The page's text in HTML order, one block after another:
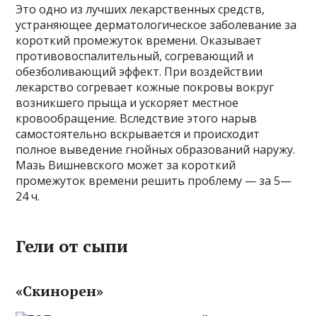
Это одно из лучших лекарственных средств,
устраняющее дерматологическое заболевание за
короткий промежуток времени. Оказывает
противовоспалительный, согревающий и
обезболивающий эффект. При воздействии
лекарство согревает кожные покровы вокруг
возникшего прыща и ускоряет местное
кровообращение. Вследствие этого нарыв
самостоятельно вскрывается и происходит
полное выведение гнойных образований наружу.
Мазь Вишневского может за короткий
промежуток времени решить проблему — за 5—
24 ч.
Гели от сыпи
«Скинорен»